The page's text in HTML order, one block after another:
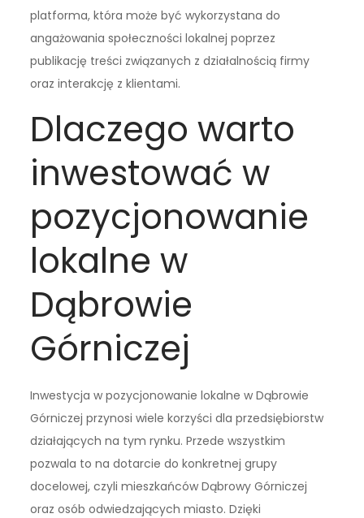
platforma, która może być wykorzystana do
angażowania społeczności lokalnej poprzez
publikację treści związanych z działalnością firmy
oraz interakcję z klientami.
Dlaczego warto
inwestować w
pozycjonowanie
lokalne w
Dąbrowie
Górniczej
Inwestycja w pozycjonowanie lokalne w Dąbrowie
Górniczej przynosi wiele korzyści dla przedsiębiorstw
działających na tym rynku. Przede wszystkim
pozwala to na dotarcie do konkretnej grupy
docelowej, czyli mieszkańców Dąbrowy Górniczej
oraz osób odwiedzających miasto. Dzięki